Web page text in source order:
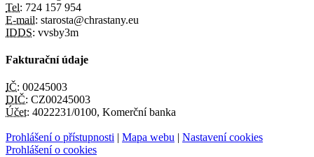
Tel: 724 157 954
E-mail: starosta@chrastany.eu
IDDS: vvsby3m
Fakturační údaje
IČ: 00245003
DIČ: CZ00245003
Účet: 4022231/0100, Komerční banka
Prohlášení o přístupnosti | Mapa webu | Nastavení cookies
Prohlášení o cookies